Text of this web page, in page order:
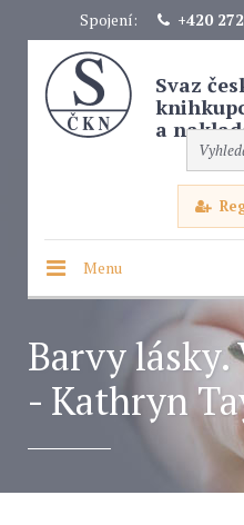
Spojení: +420
Svaz
a
Menu
Barvy lásky.
- Kathryn